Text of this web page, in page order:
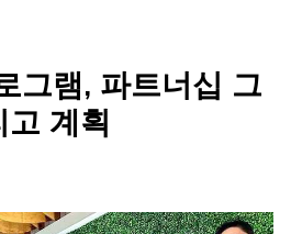
그램, 파트너십 그
고 계획